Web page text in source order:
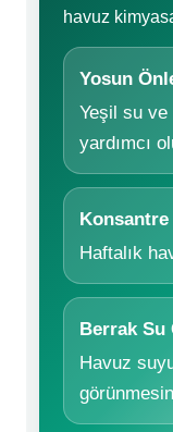
Alkalinite
Ayak
e Pool Expert
Havuz
Kalsiyum
Havuz Sarf
Bahçe Süs
havuz
Yosun
Yeşil su
yardımcı
Konsantre
Haftalık
Berrak Su
Havuz